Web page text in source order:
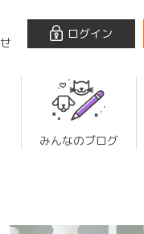
ログイン
みんなのブログ